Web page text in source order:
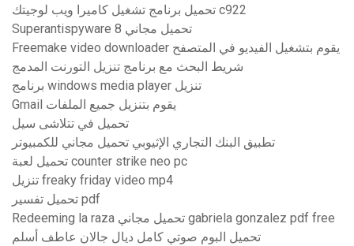
تحميل برنامج تشغيل كاميرا ويب لوجيتك c922
Superantispyware تحميل مجاني 8
Freemake video downloader يقوم بتشغيل الفيديو في المتصفح
شريط البحث مع برنامج تنزيل التورنت المدمج
برنامج windows media player تنزيل
Gmail يقوم بتنزيل جميع الملفات
تحميل في تتلاشى سيل
تطبيق البنك التجاري الإثيوبي تحميل مجاني للكمبيوتر
تحميل لعبة counter strike neo pc
تنزيل freaky friday video mp4
تحميل تفسير pdf
Redeeming la raza تحميل مجاني gabriela gonzalez pdf free
تحميل البوم صوتي كامل ديال جالان عاطف أسلم